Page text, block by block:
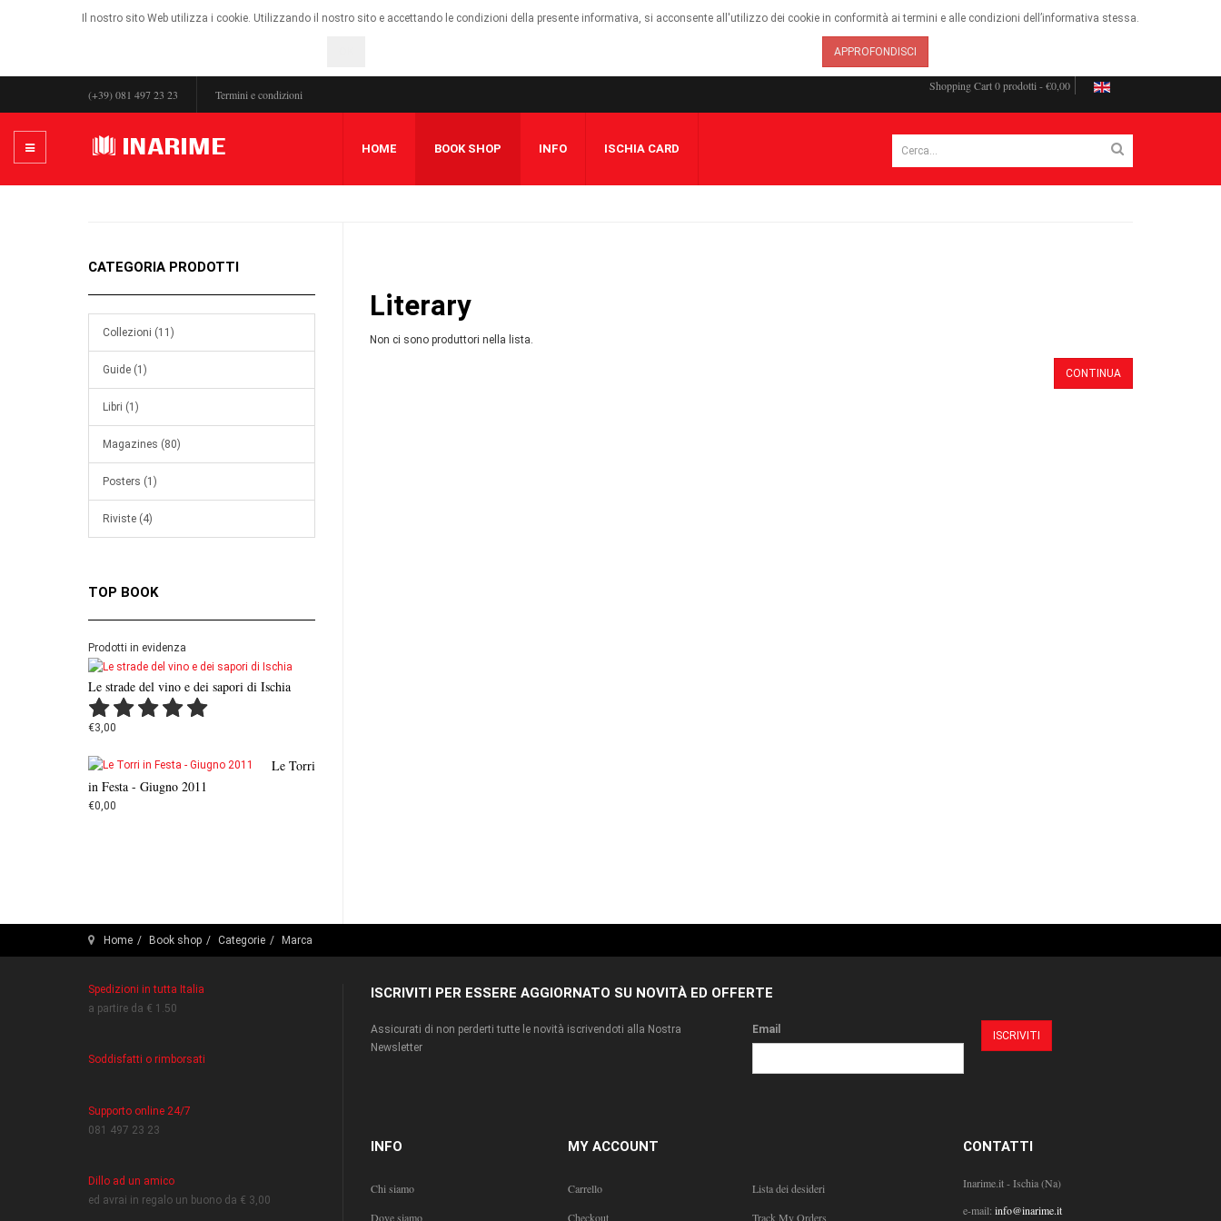
Il nostro sito Web utilizza i cookie. Utilizzando il nostro sito e accettando le condizioni della presente informativa, si acconsente all'utilizzo dei cookie in conformità ai termini e alle condizioni dell’informativa stessa.
APPROFONDISCI
(+39) 081 497 23 23 Termini e condizioni
Shopping Cart0 prodotti - €0,00
HOME BOOK SHOP INFO ISCHIA CARD
Literary
Non ci sono produttori nella lista.
CONTINUA
CATEGORIA PRODOTTI
Collezioni (11)
Guide (1)
Libri (1)
Magazines (80)
Posters (1)
Riviste (4)
TOP BOOK
Prodotti in evidenza
Le strade del vino e dei sapori di Ischia
€3,00
Le Torri
in Festa - Giugno 2011
€0,00
Home Book shop Categorie Marca
Spedizioni in tutta Italia
a partire da € 1.50
Soddisfatti o rimborsati
Supporto online 24/7
081 497 23 23
Dillo ad un amico
ed avrai in regalo un buono da € 3,00
ISCRIVITI PER ESSERE AGGIORNATO SU NOVITÀ ED OFFERTE
Assicurati di non perderti tutte le novità iscrivendoti alla Nostra
Newsletter
Email
INFO
Chi siamo
Dove siamo
MY ACCOUNT
Carrello
Lista dei desideri
Checkout
Track My Orders
CONTATTI
Inarime.it - Ischia (Na)
e-mail: info@inarime.it